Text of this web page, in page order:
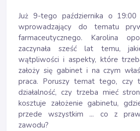
Już 9-tego października o
wprowadzający do tematu
farmaceutycznego. Karolina
zaczynała sześć lat temu,
wątpliwości i aspekty, które
założy się gabinet i na czym
praca. Poruszy temat tego, czy
działalność, czy trzeba mieć
kosztuje założenie gabinetu,
przede wszystkim ... co z
zawodu?